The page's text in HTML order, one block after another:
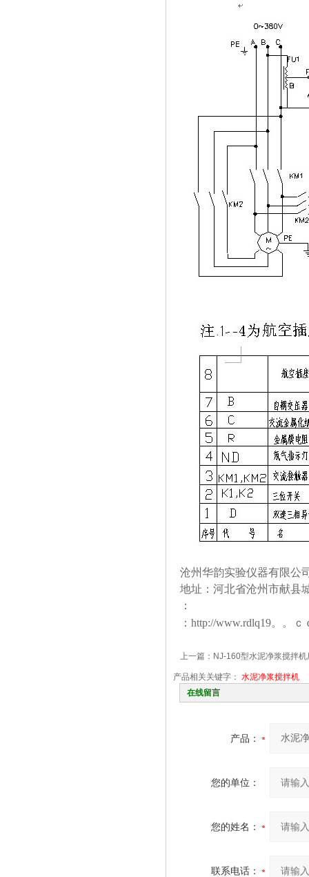
沧州华韵实验仪器有限公
地址：河北省沧州市献县
：
：http://www.rdlq19。。ｃ
上一篇： NJ-160型水泥净浆搅拌机
产品相关关键字： 水泥净浆搅拌机
在线留言
产品：
您的单位：
您的姓名：
联系电话：